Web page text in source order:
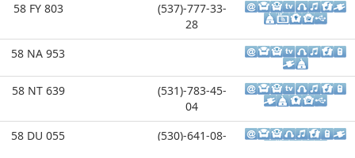
58 FY 803
(537)-777-33-
28
58 NA 953
58 NT 639
(531)-783-45-
04
58 DU 055
(530)-641-08-